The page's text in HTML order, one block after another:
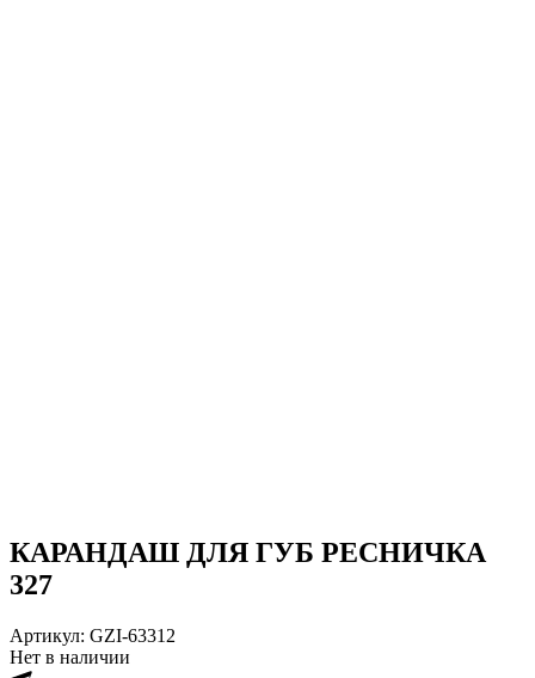
КАРАНДАШ ДЛЯ ГУБ РЕСНИЧКА
327
Артикул: GZI-63312
Нет в наличии